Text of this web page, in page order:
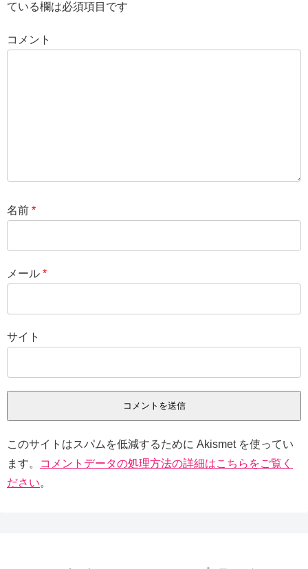
ている欄は必須項目です
コメント
名前 *
メール *
サイト
このサイトはスパムを低減するために Akismet を使ってい
ます。
コメントデータの処理方法の詳細はこちらをご覧く
ださい。